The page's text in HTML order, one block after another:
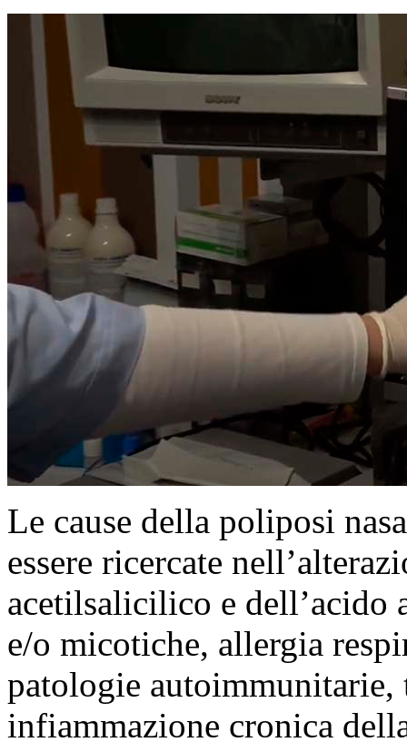
Le cause della poliposi
essere ricercate
acetilsalicilico e dell’acido
e/o micotiche, allergia
patologie
infiammazione cronica